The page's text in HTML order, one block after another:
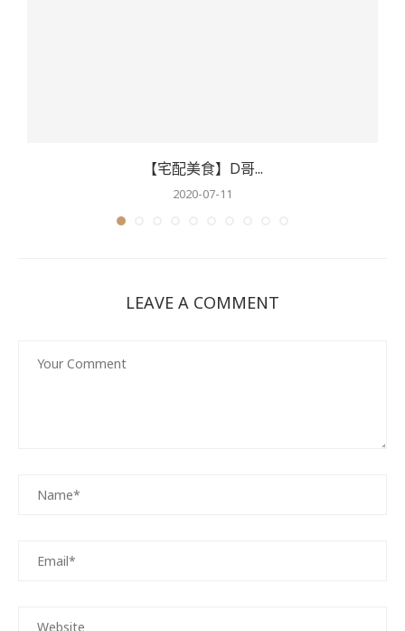
【宅配美食】D哥...
2020-07-11
LEAVE A COMMENT